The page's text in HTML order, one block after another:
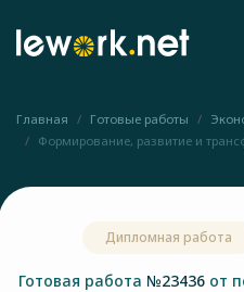
Главная Готовые работы
Формирование, развитие и
Дипломная работа
Готовая работа №23436 от